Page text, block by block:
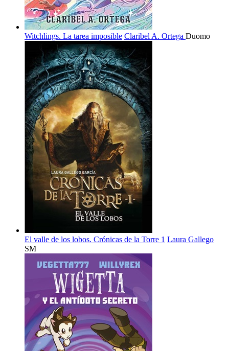
Witchlings. La tarea imposible Claribel A. Ortega Duomo
El valle de los lobos. Crónicas de la Torre 1 Laura Gallego
SM